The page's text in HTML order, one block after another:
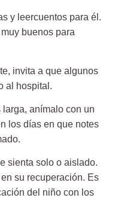
y leercuentos para él.
buenos para
invita a que algunos
al hospital.
anímalo con un
los días en que notes
sienta solo o aislado.
su recuperación. Es
del niño con los